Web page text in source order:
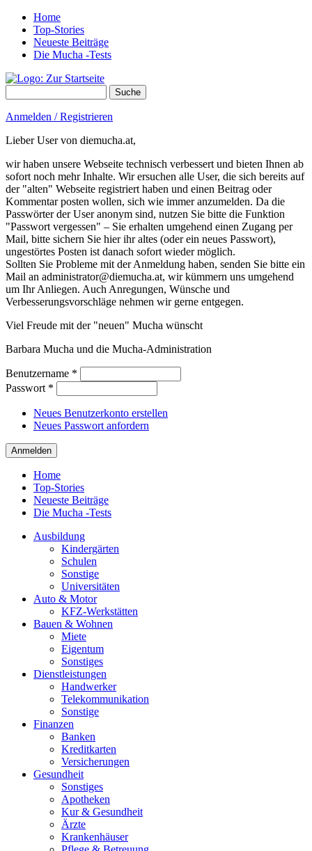
Home
Top-Stories
Neueste Beiträge
Die Mucha -Tests
Anmelden / Registrieren
Lieber User von diemucha.at,
wir haben unsere Webseite technisch verbessert und bieten Ihnen ab
sofort noch mehr Inhalte. Wir ersuchen alle User, die sich bereits auf
der "alten" Webseite registriert haben und einen Beitrag oder
Kommentar posten wollen, sich wie immer anzumelden. Da die
Passwörter der User anonym sind, nutzen Sie bitte die Funktion
"Passwort vergessen" – Sie erhalten umgehend einen Zugang per
Mail, bitte sichern Sie hier ihr altes (oder ein neues Passwort),
ungestörtes Posten ist danach sofort wieder möglich.
Sollten Sie Probleme mit der Anmeldung haben, senden Sie bitte ein
Mail an administrator@diemucha.at, wir kümmern uns umgehend
um Ihr Anliegen. Auch Anregungen, Wünsche und
Verbesserungsvorschläge nehmen wir gerne entgegen.
Viel Freude mit der "neuen" Mucha wünscht
Barbara Mucha und die Mucha-Administration
Benutzername *
Passwort *
Neues Benutzerkonto erstellen
Neues Passwort anfordern
Home
Top-Stories
Neueste Beiträge
Die Mucha -Tests
Ausbildung
Kindergärten
Schulen
Sonstige
Universitäten
Auto & Motor
KFZ-Werkstätten
Bauen & Wohnen
Miete
Eigentum
Sonstiges
Dienstleistungen
Handwerker
Telekommunikation
Sonstige
Finanzen
Banken
Kreditkarten
Versicherungen
Gesundheit
Sonstiges
Apotheken
Kur & Gesundheit
Ärzte
Krankenhäuser